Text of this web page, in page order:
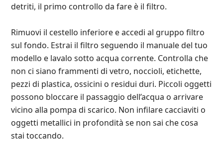
detriti, il primo controllo da fare è il filtro.
Rimuovi il cestello inferiore e accedi al gruppo filtro
sul fondo. Estrai il filtro seguendo il manuale del tuo
modello e lavalo sotto acqua corrente. Controlla che
non ci siano frammenti di vetro, noccioli, etichette,
pezzi di plastica, ossicini o residui duri. Piccoli oggetti
possono bloccare il passaggio dell’acqua o arrivare
vicino alla pompa di scarico. Non infilare cacciaviti o
oggetti metallici in profondità se non sai che cosa
stai toccando.